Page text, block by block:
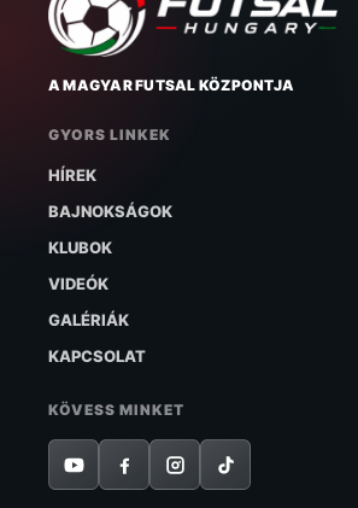
A MAGYAR FUTSAL KÖZPONTJA
GYORS LINKEK
HÍREK
BAJNOKSÁGOK
KLUBOK
VIDEÓK
GALÉRIÁK
KAPCSOLAT
KÖVESS MINKET